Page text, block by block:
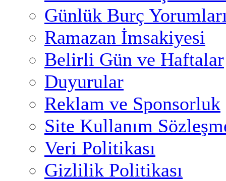
Günlük Burç
Ramazan İmsakiyesi
Belirli Gün ve Haftalar
Duyurular
Reklam ve Sponsorluk
Site Kullanım
Veri Politikası
Gizlilik Politikası